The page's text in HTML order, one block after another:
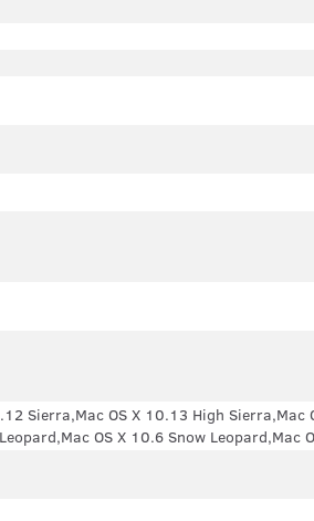
Sierra,Mac OS X 10.13 High Sierra,Mac
OS X 10.6 Snow Leopard,Mac